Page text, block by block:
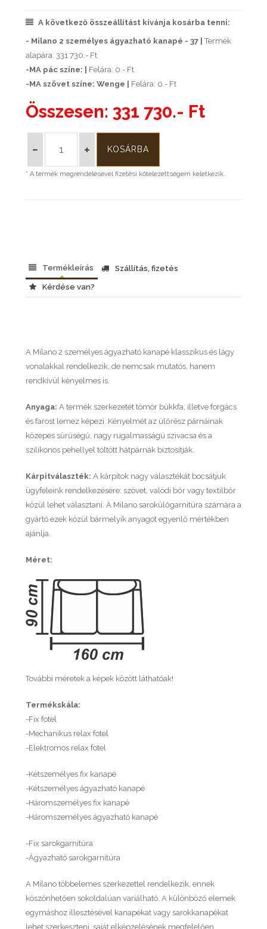
A következő összeállítást kívánja kosárba tenni:
- Milano 2 személyes ágyazható kanapé - 37 |Termék
alapára: 331 730.- Ft
-MA pác színe: |
Felára: 0.- Ft
-MA szövet színe: Wenge |
Felára: 0.- Ft
Összesen: 331 730.- Ft
* A termék megrendelésével fizetési kötelezettségem keletkezik.
Termékleírás Szállítás, fizetés
Kérdése van?
A Milano 2 személyes ágyazható kanapé klasszikus és lágy
vonalakkal rendelkezik, de nemcsak mutatós, hanem
rendkívül kényelmes is.
Anyaga: A termék szerkezetét tömör bükkfa, illetve forgács
és farost lemez képezi. Kényelmét az ülőrész párnáinak
közepes sűrűségű, nagy rugalmasságú szivacsa és a
szilikonos pehellyel töltött hátpárnák biztosítják.
Kárpitválaszték: A kárpitok nagy választékát bocsátjuk
ügyfeleink rendelkezésére: szövet, valódi bőr vagy textilbőr
közül lehet választani. A Milano sarokülőgarnitúra számára a
gyártó ezek közül bármelyik anyagot egyenlő mértékben
ajánlja.
Méret:
További méretek a képek között láthatóak!
Termékskála:
-Fix fotel
-Mechanikus relax fotel
-Elektromos relax fotel
-Kétszemélyes fix kanapé
-Kétszemélyes ágyazható kanapé
-Háromszemélyes fix kanapé
-Háromszemélyes ágyazható kanapé
-Fix sarokgarnitúra
-Ágyazható sarokgarnitúra
A Milano többelemes szerkezettel rendelkezik, ennek
köszönhetően sokoldalúan variálható. A különböző elemek
egymáshoz illesztésével kanapékat vagy sarokkanapékat
lehet szerkeszteni, saját elképzelésének megfelelően.